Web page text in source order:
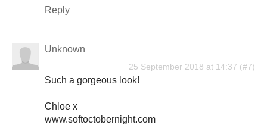
Reply
Unknown
25 September 2018 at 14:37
Such a gorgeous look!
Chloe x
www.softoctobernight.com